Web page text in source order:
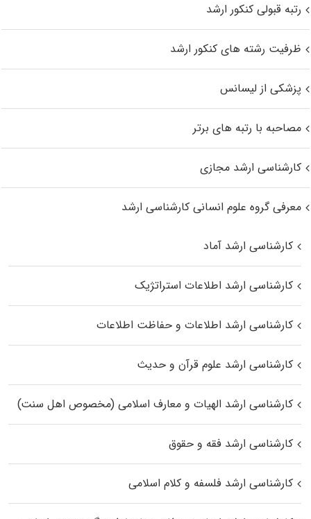
رتبه قبولی کنکور ارشد
ظرفیت رشته های کنکور ارشد
پزشکی از لیسانس
مصاحبه با رتبه های برتر
کارشناسی ارشد مجازی
معرفی گروه علوم انسانی کارشناسی ارشد
کارشناسی ارشد آماد
کارشناسی ارشد اطلاعات استراتژیک
کارشناسی ارشد اطلاعات و حفاظت اطلاعات
کارشناسی ارشد علوم قرآن و حدیث
کارشناسی ارشد الهیات و معارف اسلامی (مخصوص اهل سنت)
کارشناسی ارشد فقه و حقوق
کارشناسی ارشد فلسفه و کلام اسلامی